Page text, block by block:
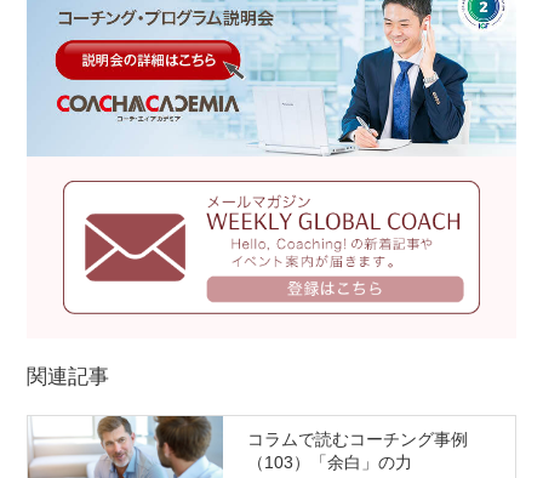
関連記事
コラムで読むコーチング事例
（103）「余白」の力